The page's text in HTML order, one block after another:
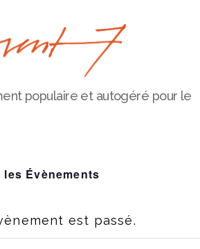
populaire et autogéré pour le
les Évènements
est passé.